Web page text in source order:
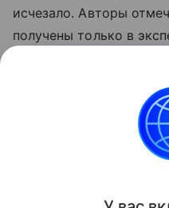
исчезало. Авторы
получены только в